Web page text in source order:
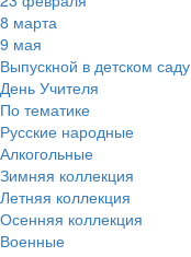
8 марта
9 мая
Выпускной в детском саду
День Учителя
По тематике
Русские народные
Алкогольные
Зимняя коллекция
Летняя коллекция
Осенняя коллекция
Военные